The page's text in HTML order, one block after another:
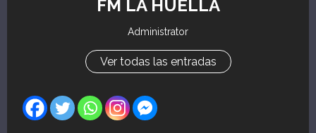
FM LA HUELLA
Administrator
Ver todas las entradas